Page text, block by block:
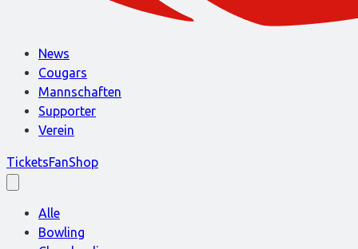
News
Cougars
Mannschaften
Supporter
Verein
TicketsFanShop
Alle
Bowling